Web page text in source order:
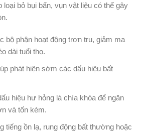
bỏ bụi bẩn, vụn vật liệu có thể gây
bộ phận hoạt động trơn tru, giảm ma
dài tuổi thọ.
phát hiện sớm các dấu hiệu bất
hiệu hư hỏng là chìa khóa để ngăn
và tốn kém.
tiếng ồn lạ, rung động bất thường hoặc